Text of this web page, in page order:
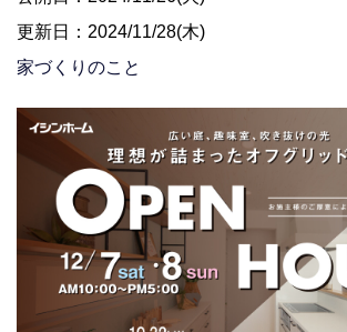
更新日：2024/11/28(木)
家づくりのこと